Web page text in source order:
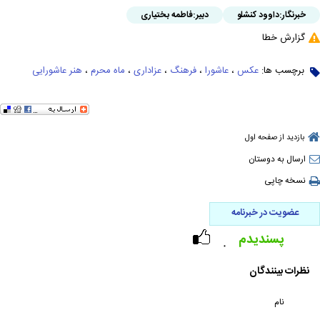
خبرنگار:داوود کنشلو دبیر:فاطمه بختیاری
گزارش خطا
برچسب ها: عکس ، عاشورا ، فرهنگ ، عزاداری ، ماه محرم ، هنر عاشورایی
بازدید از صفحه اول
ارسال به دوستان
نسخه چاپی
عضویت در خبرنامه
۰ پسندیدم
نظرات بینندگان
نام